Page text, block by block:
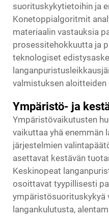
suorituskykytietoihin ja
Konetoppialgoritmit
materiaalin vastauksia
prosessitehokkuutta ja
teknologiset
valmistuksen aloitteiden
Ympäristö- ja
Ympäristövaikutusten
vaikuttaa yhä enemmän
järjestelmien
asettavat kestävän
Keskinopeat
osoittavat tyypillisesti
ympäristösuorituskykyä
langankulutusta,